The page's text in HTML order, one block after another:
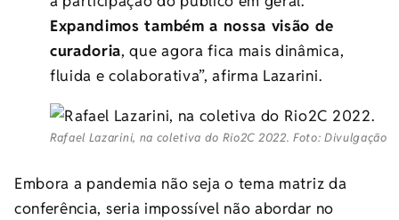
Expandimos também a nossa visão de
curadoria, que agora fica mais dinâmica,
fluida e colaborativa”, afirma Lazarini.
Rafael Lazarini, na coletiva do Rio2C 2022. Foto: Divulgação
Embora a pandemia não seja o tema matriz da
conferência, seria impossível não abordar no